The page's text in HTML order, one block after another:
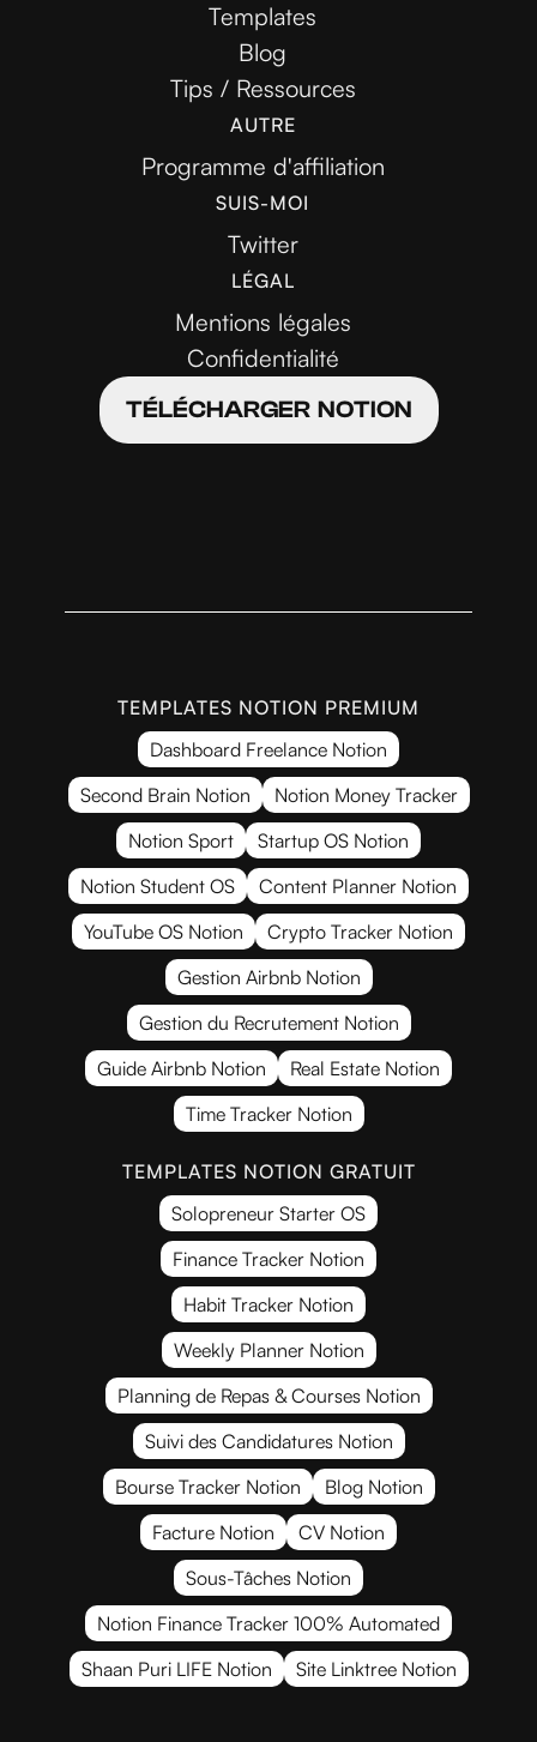
Templates
Blog
Tips / Ressources
AUTRE
Programme d'affiliation
SUIS-MOI
Twitter
LÉGAL
Mentions légales
Confidentialité
TÉLÉCHARGER NOTION
TEMPLATES NOTION PREMIUM
Dashboard Freelance Notion
Second Brain Notion
Notion Money Tracker
Notion Sport
Startup OS Notion
Notion Student OS
Content Planner Notion
YouTube OS Notion
Crypto Tracker Notion
Gestion Airbnb Notion
Gestion du Recrutement Notion
Guide Airbnb Notion
Real Estate Notion
Time Tracker Notion
TEMPLATES NOTION GRATUIT
Solopreneur Starter OS
Finance Tracker Notion
Habit Tracker Notion
Weekly Planner Notion
Planning de Repas & Courses Notion
Suivi des Candidatures Notion
Bourse Tracker Notion
Blog Notion
Facture Notion
CV Notion
Sous-Tâches Notion
Notion Finance Tracker 100% Automated
Shaan Puri LIFE Notion
Site Linktree Notion